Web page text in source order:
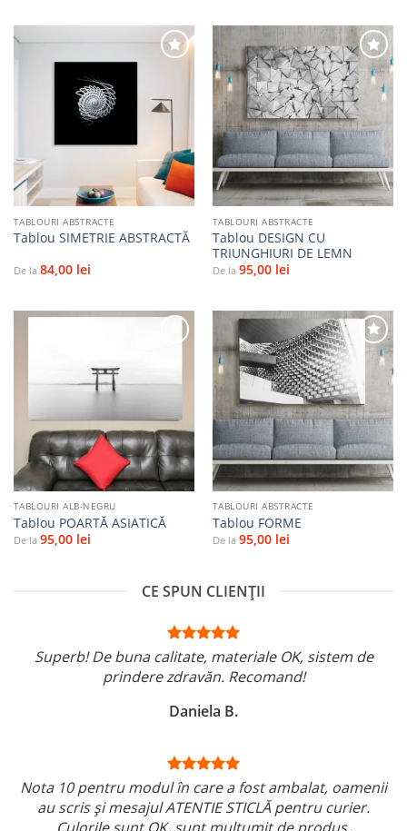
Adaugă
la
TABLOURI ABSTRACTE
Tablou SIMETRIE ABSTRACTĂ
De la 84,00 lei
Adaugă
favorite
TABLOURI ABSTRACTE
Tablou DESIGN CU
TRIUNGHIURI DE LEMN
De la 95,00 lei
Adaugă
TABLOURI ALB-NEGRU
Tablou POARTĂ ASIATICĂ
De la 95,00 lei
Adaugă
la
favorite
TABLOURI ABSTRACTE
Tablou FORME
De la 95,00 lei
CE SPUN CLIENȚII
Superb! De buna calitate, materiale OK, sistem de
prindere zdravăn. Recomand!
Daniela B.
Nota 10 pentru modul în care a fost ambalat, oamenii
au scris și mesajul ATENTIE STICLĂ pentru curier.